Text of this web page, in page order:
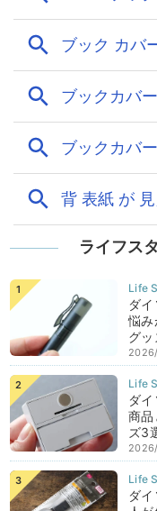
ライフス
ダ
悩み
グ
ダ
商品
ズ3
ダ